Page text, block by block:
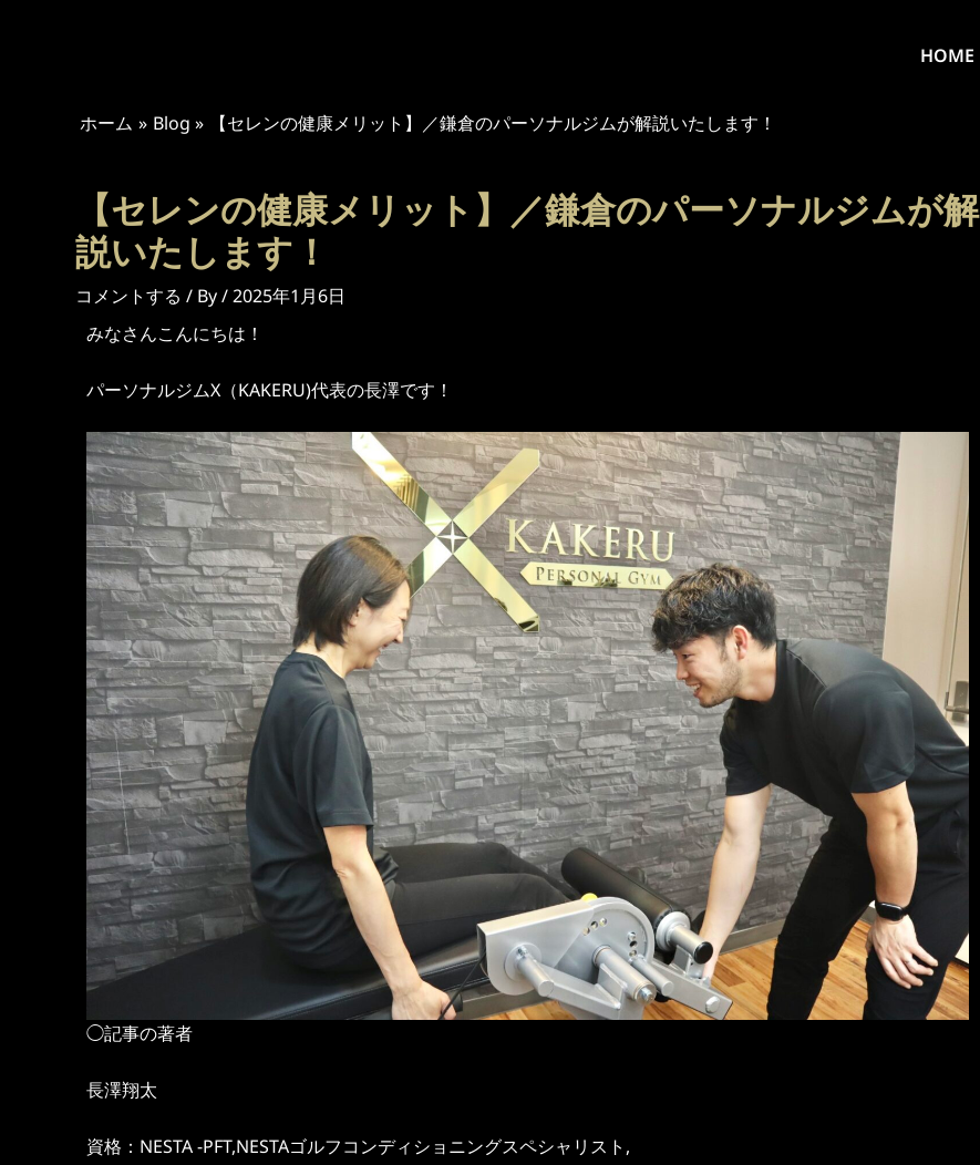
HOME
ホーム Blog 【セレンの健康メリット】／鎌倉のパーソナルジムが解説いたします！
【セレンの健康メリット】／鎌倉のパーソナルジムが解
説いたします！
コメントする / By/2025年1月6日
みなさんこんにちは！
パーソナルジムX（KAKERU)代表の長澤です！
◯記事の著者
長澤翔太
資格：NESTA -PFT,NESTAゴルフコンディショニングスペシャリスト,
ゲ
ン